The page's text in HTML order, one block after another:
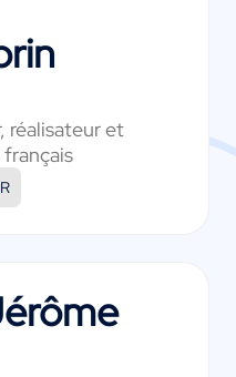
réalisateur et